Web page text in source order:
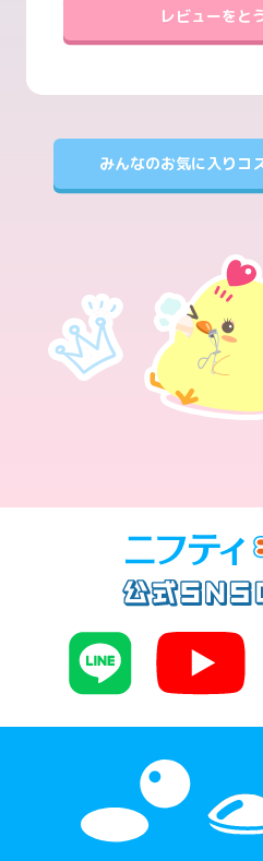
レビューをと
みんなのお気に入りコ